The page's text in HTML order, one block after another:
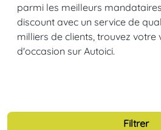
Filtrer
parmi les meilleurs
discount avec un service de
milliers de clients, trouvez votre
d'occasion sur Autoici.